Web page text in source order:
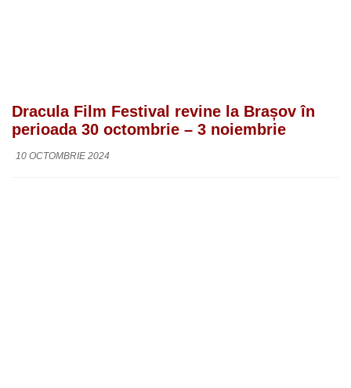
Dracula Film Festival revine la Brașov în
perioada 30 octombrie – 3 noiembrie
10 OCTOMBRIE 2024